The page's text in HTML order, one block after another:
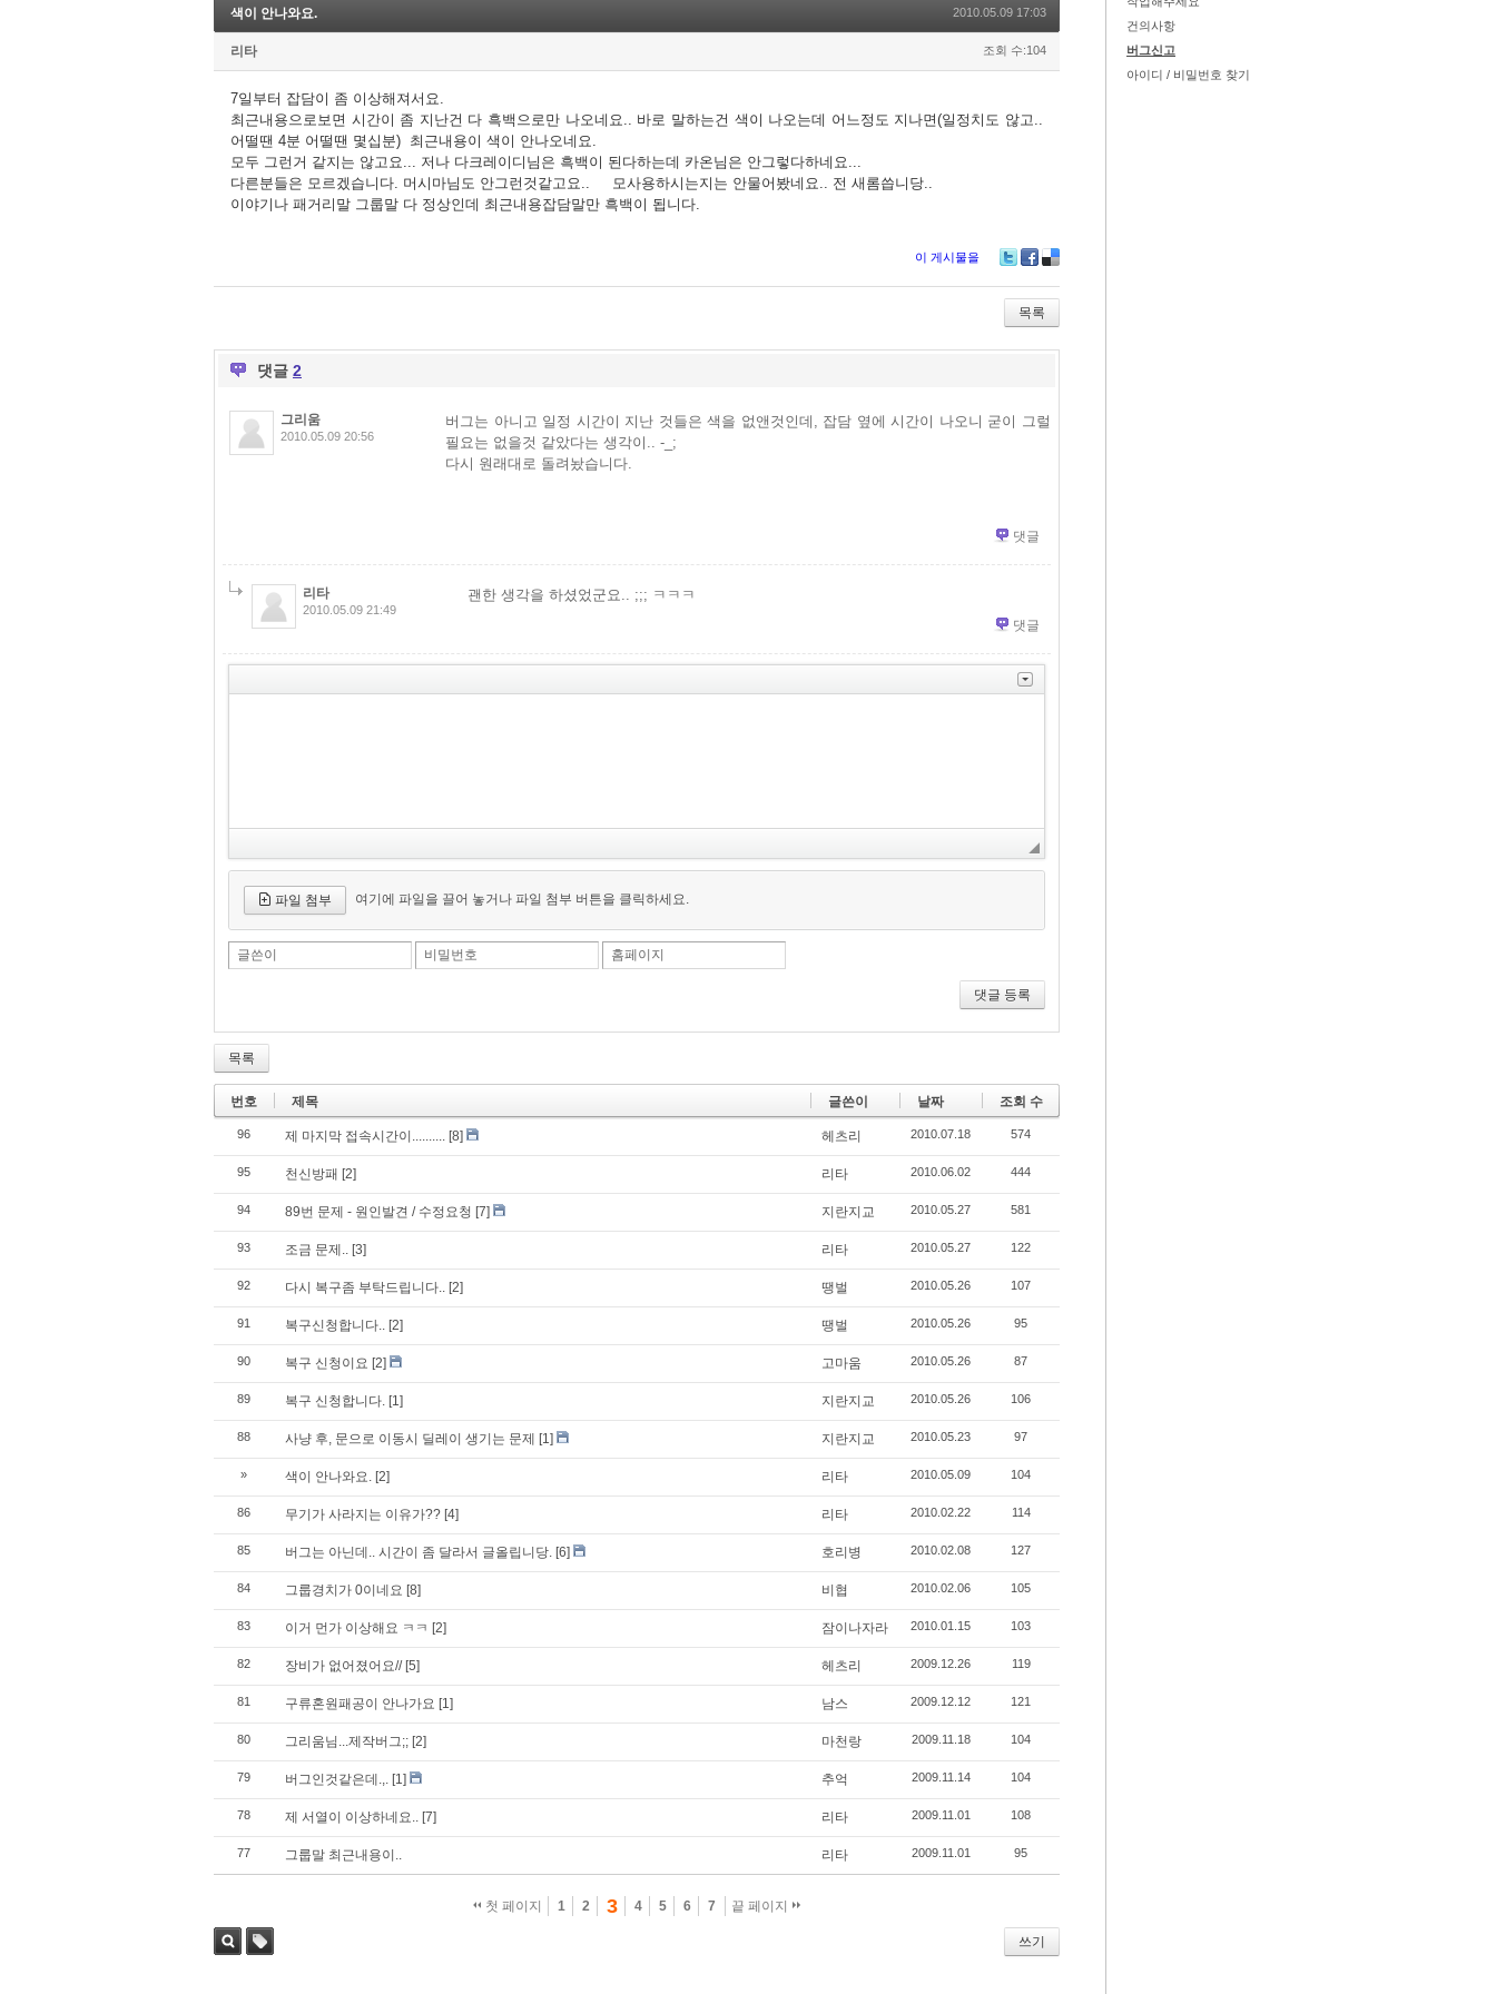
색이 안나와요. 2010.05.09 17:03
리타 조회 수:104
7일부터 잡담이 좀 이상해져서요.
최근내용으로보면 시간이 좀 지난건 다 흑백으로만 나오네요.. 바로 말하는건 색이 나오는데 어느정도 지나면(일정치도 않고..
어떨땐 4분 어떨땐 몇십분) 최근내용이 색이 안나오네요.
모두 그런거 같지는 않고요... 저나 다크레이디님은 흑백이 된다하는데 카온님은 안그렇다하네요...
다른분들은 모르겠습니다. 머시마님도 안그런것같고요.. 모사용하시는지는 안물어봤네요.. 전 새롬씁니당..
이야기나 패거리말 그룹말 다 정상인데 최근내용잡담말만 흑백이 됩니다.
이 게시물을
bo
ok
ou
s
목록
댓글 2
그리움
2010.05.09 20:56
버그는 아니고 일정 시간이 지난 것들은 색을 없앤것인데, 잡담 옆에 시간이 나오니 굳이 그럴
필요는 없을것 같았다는 생각이.. -_;
다시 원래대로 돌려놨습니다.
댓글
리타
2010.05.09 21:49
괜한 생각을 하셨었군요.. ;;; ㅋㅋㅋ
댓글
파일 첨부 여기에 파일을 끌어 놓거나 파일 첨부 버튼을 클릭하세요.
글쓴이 비밀번호 홈페이지
댓글 등록
목록
번호 제목 글쓴이 날짜 조회 수
96 제 마지막 접속시간이.......... [8] 헤츠리 2010.07.18 574
95 천신방패 [2] 리타 2010.06.02 444
94 89번 문제 - 원인발견 / 수정요청 [7] 지란지교 2010.05.27 581
93 조금 문제.. [3] 리타 2010.05.27 122
92 다시 복구좀 부탁드립니다.. [2] 땡벌 2010.05.26 107
91 복구신청합니다.. [2] 땡벌 2010.05.26 95
90 복구 신청이요 [2] 고마움 2010.05.26 87
89 복구 신청합니다. [1] 지란지교 2010.05.26 106
88 사냥 후, 문으로 이동시 딜레이 생기는 문제 [1] 지란지교 2010.05.23 97
» 색이 안나와요. [2] 리타 2010.05.09 104
86 무기가 사라지는 이유가?? [4] 리타 2010.02.22 114
85 버그는 아닌데.. 시간이 좀 달라서 글올립니당. [6] 호리병 2010.02.08 127
84 그룹경치가 0이네요 [8] 비협 2010.02.06 105
83 이거 먼가 이상해요 ㅋㅋ [2] 잠이나자라 2010.01.15 103
82 장비가 없어졌어요// [5] 헤츠리 2009.12.26 119
81 구류혼원패공이 안나가요 [1] 남스 2009.12.12 121
80 그리움님...제작버그;; [2] 마천랑 2009.11.18 104
79 버그인것같은데.,. [1] 추억 2009.11.14 104
78 제 서열이 이상하네요.. [7] 리타 2009.11.01 108
77 그룹말 최근내용이.. 리타 2009.11.01 95
첫 페이지 1 2 3 4 5 6 7 끝 페이지
쓰기
건의사항
버그신고
아이디 / 비밀번호 찾기